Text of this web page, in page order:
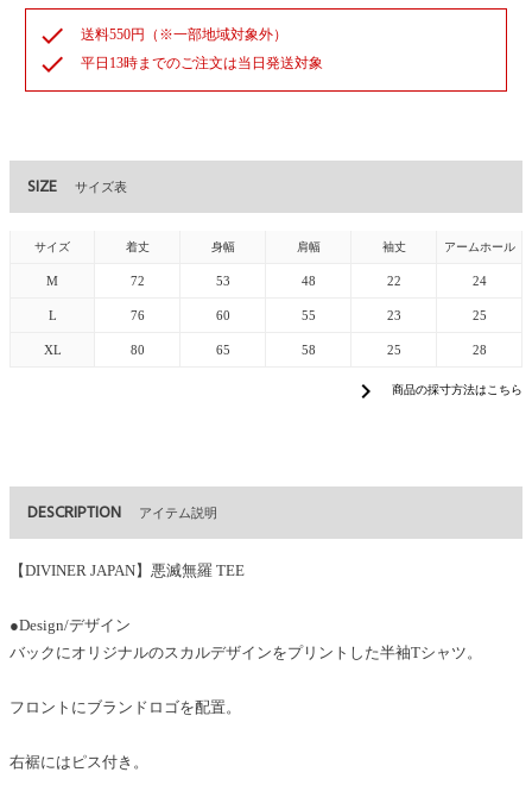
check 送料550円（※一部地域対象外）
check 平日13時までのご注文は当日発送対象
SIZE サイズ表
サイズ 着丈 身幅 肩幅 袖丈 アームホール
M 72 53 48 22 24
L 76 60 55 23 25
XL 80 65 58 25 28
chevron_right 商品の採寸方法はこちら
DESCRIPTION アイテム説明
【DIVINER JAPAN】悪滅無羅 TEE
●Design/デザイン
バックにオリジナルのスカルデザインをプリントした半袖Tシャツ。
フロントにブランドロゴを配置。
右裾にはピス付き。